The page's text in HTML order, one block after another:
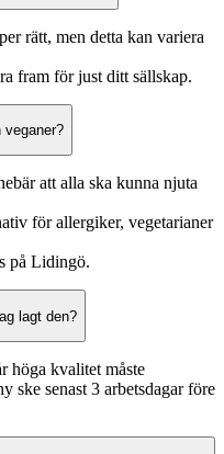
rätt, men detta kan variera
fram för just ditt sällskap.
veganer?
att alla ska kunna njuta
för allergiker, vegetarianer
på Lidingö.
lagt den?
höga kvalitet måste
ske senast 3 arbetsdagar före